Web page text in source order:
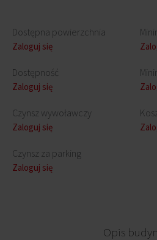
Dostępna powierzchnia
Zaloguj się
Dostępność
Zaloguj się
Czynsz wywoławczy
Zaloguj się
Czynsz za parking
Zaloguj się
Opis